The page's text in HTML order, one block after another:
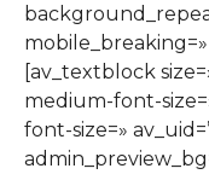
[av_textblock
medium-font-
font-size=»